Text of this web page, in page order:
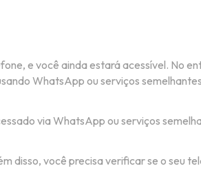
e você ainda estará acessível. No
WhatsApp ou serviços
via WhatsApp ou serviços
disso, você precisa verificar se o seu